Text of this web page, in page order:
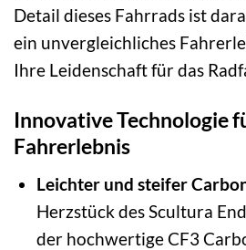
Detail dieses Fahrrads ist
ein unvergleichliches
Ihre Leidenschaft für das
Innovative Technologie
Fahrerlebnis
Leichter und steifer
Herzstück des Scultura
der hochwertige CF3